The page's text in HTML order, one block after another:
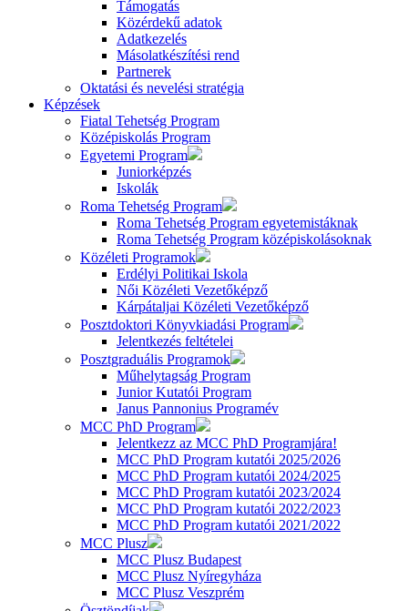
Támogatás
Közérdekű adatok
Adatkezelés
Másolatkészítési rend
Partnerek
Oktatási és nevelési stratégia
Képzések
Fiatal Tehetség Program
Középiskolás Program
Egyetemi Program
Juniorképzés
Iskolák
Roma Tehetség Program
Roma Tehetség Program egyetemistáknak
Roma Tehetség Program középiskolásoknak
Közéleti Programok
Erdélyi Politikai Iskola
Női Közéleti Vezetőképző
Kárpátaljai Közéleti Vezetőképző
Posztdoktori Könyvkiadási Program
Jelentkezés feltételei
Posztgraduális Programok
Műhelytagság Program
Junior Kutatói Program
Janus Pannonius Programév
MCC PhD Program
Jelentkezz az MCC PhD Programjára!
MCC PhD Program kutatói 2025/2026
MCC PhD Program kutatói 2024/2025
MCC PhD Program kutatói 2023/2024
MCC PhD Program kutatói 2022/2023
MCC PhD Program kutatói 2021/2022
MCC Plusz
MCC Plusz Budapest
MCC Plusz Nyíregyháza
MCC Plusz Veszprém